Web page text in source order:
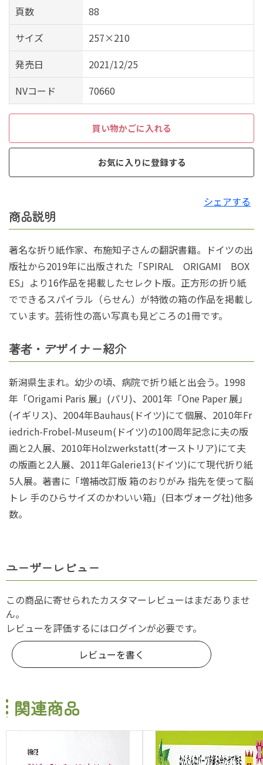
頁数
88
サイズ
257×210
発売日
2021/12/25
NVコード
70660
買い物かごに入れる
お気に入りに登録する
シェアする
商品説明
著名な折り紙作家、布施知子さんの翻訳書籍。ドイツの出
版社から2019年に出版された「SPIRAL ORIGAMI BOX
ES」より16作品を掲載したセレクト版。正方形の折り紙
でできるスパイラル（らせん）が特徴の箱の作品を掲載し
ています。芸術性の高い写真も見どころの1冊です。
著者・デザイナー紹介
新潟県生まれ。幼少の頃、病院で折り紙と出会う。1998
年「Origami Paris 展」(パリ)、2001年「One Paper 展」
(イギリス)、2004年Bauhaus(ドイツ)にて個展、2010年Fr
iedrich-Frobel-Museum(ドイツ)の100周年記念に夫の版
画と2人展、2010年Holzwerkstatt(オーストリア)にて夫
の版画と2人展、2011年Galerie13(ドイツ)にて現代折り紙
5人展。著書に「増補改訂版 箱のおりがみ 指先を使って脳
トレ 手のひらサイズのかわいい箱」(日本ヴォーグ社)他多
数。
ユーザーレビュー
この商品に寄せられたカスタマーレビューはまだありませ
ん。
レビューを評価するにはログインが必要です。
レビューを書く
関連商品